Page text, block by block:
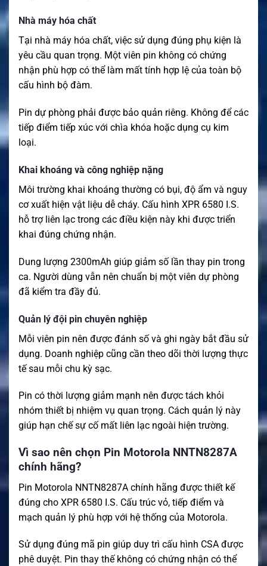
Nhà máy hóa chất
Tại nhà máy hóa chất, việc sử dụng đúng phụ kiện là
yêu cầu quan trọng. Một viên pin không có chứng
nhận phù hợp có thể làm mất tính hợp lệ của toàn bộ
cấu hình bộ đàm.
Pin dự phòng phải được bảo quản riêng. Không để các
tiếp điểm tiếp xúc với chìa khóa hoặc dụng cụ kim
loại.
Khai khoáng và công nghiệp nặng
Môi trường khai khoáng thường có bụi, độ ẩm và nguy
cơ xuất hiện vật liệu dễ cháy. Cấu hình XPR 6580 I.S.
hỗ trợ liên lạc trong các điều kiện này khi được triển
khai đúng chứng nhận.
Dung lượng 2300mAh giúp giảm số lần thay pin trong
ca. Người dùng vẫn nên chuẩn bị một viên dự phòng
đã kiểm tra đầy đủ.
Quản lý đội pin chuyên nghiệp
Mỗi viên pin nên được đánh số và ghi ngày bắt đầu sử
dụng. Doanh nghiệp cũng cần theo dõi thời lượng thực
tế sau mỗi chu kỳ sạc.
Pin có thời lượng giảm mạnh nên được tách khỏi
nhóm thiết bị nhiệm vụ quan trọng. Cách quản lý này
giúp hạn chế sự cố mất liên lạc ngoài hiện trường.
Vì sao nên chọn Pin Motorola NNTN8287A
chính hãng?
Pin Motorola NNTN8287A chính hãng được thiết kế
đúng cho XPR 6580 I.S. Cấu trúc vỏ, tiếp điểm và
mạch quản lý phù hợp với hệ thống của Motorola.
Sử dụng đúng mã pin giúp duy trì cấu hình CSA được
phê duyệt. Pin thay thế không có chứng nhận có thể